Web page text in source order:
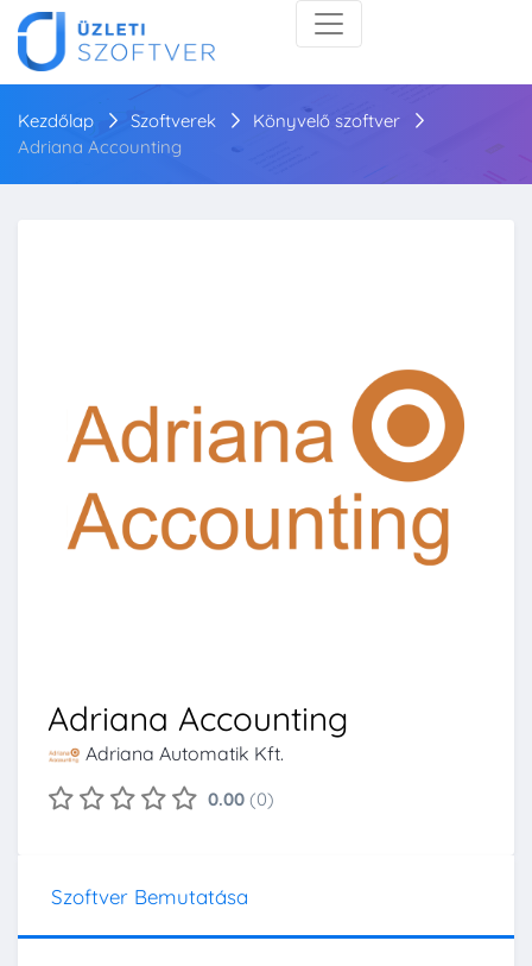
Kezdőlap Szoftverek
Könyvelő szoftver
Adriana Accounting
Adriana Accounting
Adriana Automatik Kft.
0.00 (0)
Szoftver Bemutatása